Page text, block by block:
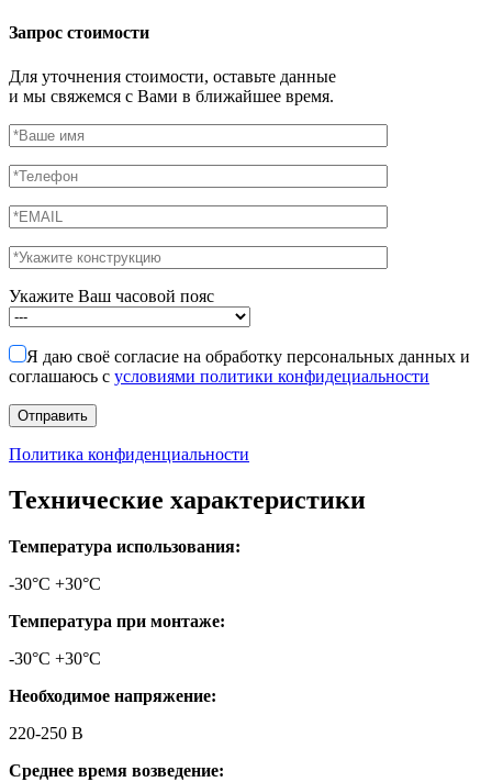
Запрос стоимости
Для уточнения стоимости, оставьте данные
и мы свяжемся с Вами в ближайшее время.
Укажите Ваш часовой пояс
Я даю своё согласие на обработку персональных данных и
соглашаюсь с условиями политики конфидециальности
Политика конфиденциальности
Технические характеристики
Температура использования:
-30°С +30°С
Температура при монтаже:
-30°С +30°С
Необходимое напряжение:
220-250 В
Среднее время возведение: